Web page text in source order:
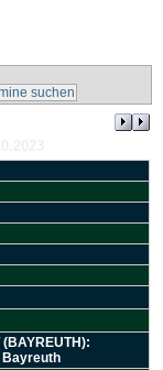
suchen
(BAYREUTH):
Bayreuth